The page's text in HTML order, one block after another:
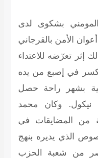
بشكوى لدى
الأمن بالقرجاني
تعرّضه للاعتداء
في إصبع من يده
بشهر راحة حصل
وكان محمد
من المضايقات في
الذي يديره بنهج
من شعبة الحزب